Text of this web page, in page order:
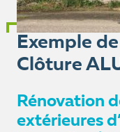
Exemple
Clôture
Rénovation
extérieures